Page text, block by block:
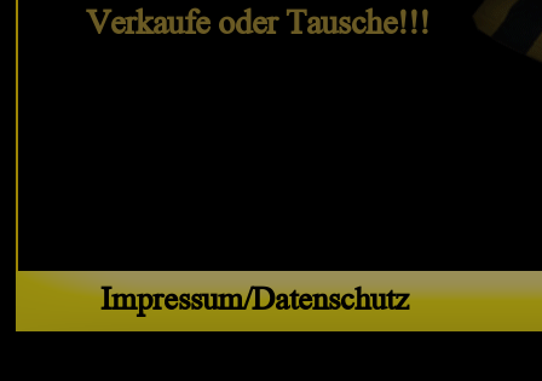
Verkaufe oder Tausche!!!
Impressum/Datenschutz